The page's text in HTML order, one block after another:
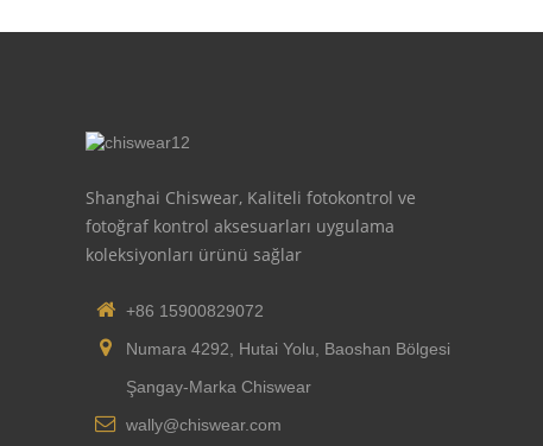
Shanghai Chiswear, Kaliteli fotokontrol ve
fotoğraf kontrol aksesuarları uygulama
koleksiyonları ürünü sağlar
+86 15900829072
Numara 4292, Hutai Yolu, Baoshan Bölgesi
Şangay-Marka Chiswear
wally@chiswear.com